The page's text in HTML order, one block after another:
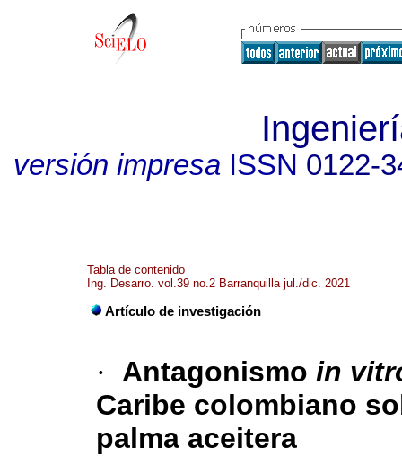
versión impresaISSN 0122-
Tabla de contenido
Ing. Desarro. vol.39 no.2 Barranquilla jul./dic. 2021
Artículo de investigación
· Antagonismo in
Caribe colombiano
palma aceitera